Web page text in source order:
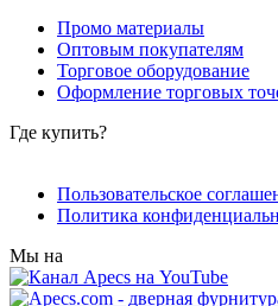
Промо материалы
Оптовым покупателям
Торговое оборудование
Оформление торговых
Где купить?
Пользовательское
Политика
Мы на